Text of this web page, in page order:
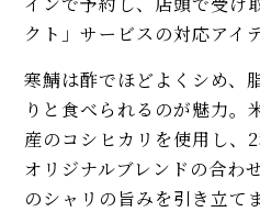
クト」サービスの対応アイ
寒鯖は酢でほどよくシめ、
りと食べられるのが魅力。
産のコシヒカリを使用し、
オリジナルブレンドの合わ
のシャリの旨みを引き立て